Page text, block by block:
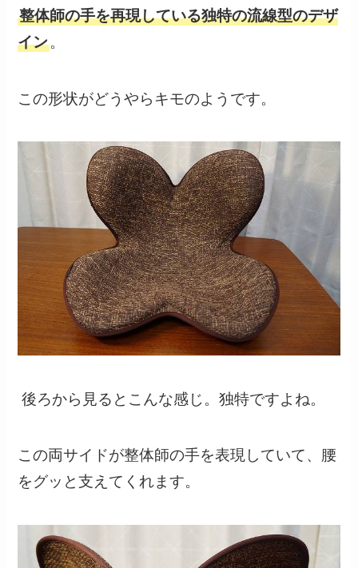
整体師の手を再現している独特の流線型のデザ
イン。
この形状がどうやらキモのようです。
後ろから見るとこんな感じ。独特ですよね。
この両サイドが整体師の手を表現していて、腰
をグッと支えてくれます。